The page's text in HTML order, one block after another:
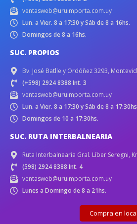
ventasweb@uruimporta.com.uy
Lun. a Vier. 8 a 17:30 y Sáb de 8 a 16hs.
Domingos de 8 a 16hs.
SUC. PROPIOS
Bv. José Batlle y Ordóñez 3293,
(+598) 2924 8388 Int. 3
ventasweb@uruimporta.com.uy
Lun. a Vier. 8 a 17:30 y Sáb de 8 a
Domingos de 10 a 17:30hs.
SUC. RUTA INTERBALNEARIA
Ruta Interbalnearia Gral. Líber Seregni,
(598) 2924 8388 Int. 4
ventasweb@uruimporta.com.uy
Lunes a Domingo de 8 a 21hs.
Compra en local